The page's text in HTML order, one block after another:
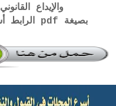
والإيداع القانوني
بصيغة pdf الرابط أسفله: